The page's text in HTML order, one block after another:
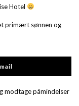
Hotel
primært sønnen og
modtage påmindelser